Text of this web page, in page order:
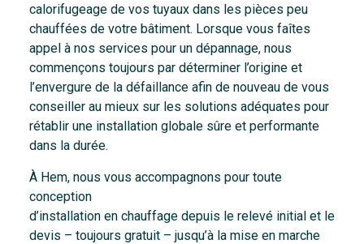
calorifugeage de vos tuyaux dans les pièces peu
chauffées de votre bâtiment. Lorsque vous faîtes
appel à nos services pour un dépannage, nous
commençons toujours par déterminer l’origine et
l’envergure de la défaillance afin de nouveau de vous
conseiller au mieux sur les solutions adéquates pour
rétablir une installation globale sûre et performante
dans la durée.
À Hem, nous vous accompagnons pour toute
conception
d’installation en chauffage depuis le relevé initial et le
devis – toujours gratuit – jusqu’à la mise en marche